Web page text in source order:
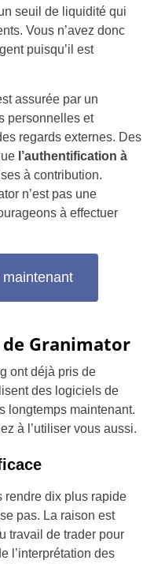
seuil de liquidité qui
Vous n’avez donc
puisqu’il est
assurée par un
personnelles et
regards externes. Des
l’authentification à
à contribution.
n’est pas une
à effectuer
Granimator
ont déjà pris de
des logiciels de
longtemps maintenant.
à l’utiliser vous aussi.
rendre dix plus rapide
pas. La raison est
travail de trader pour
l’interprétation des